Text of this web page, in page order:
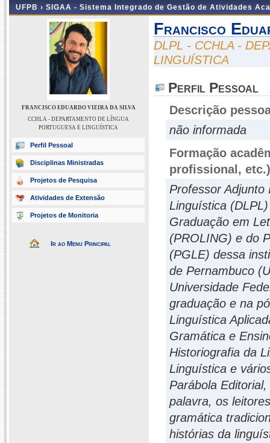
UFPB › SIGAA - Sistema Integrado de Gestão de Atividades
FRANCISCO EDUARDO VIEIRA DA SILVA
CCHLA - DEPARTAMENTO DE LÍNGUA
PORTUGUESA E LINGUÍSTICA
Perfil Pessoal
Disciplinas Ministradas
Projetos de Pesquisa
Atividades de Extensão
Projetos de Monitoria
Ir ao Menu Principal
Francisco
DLPL - CCHLA -
LINGUÍSTICA
Perfil Pessoal
Descrição
não informada
Formação
profissional, etc.)
Professor
Linguística
Graduação em
(PROLING) e do
(PGLE) dessa
de Pernambuco
Universidade
graduação e na
Linguística
Gramática e
Historiografia da
Linguística e
Parábola
palavra, os
gramática
histórias da